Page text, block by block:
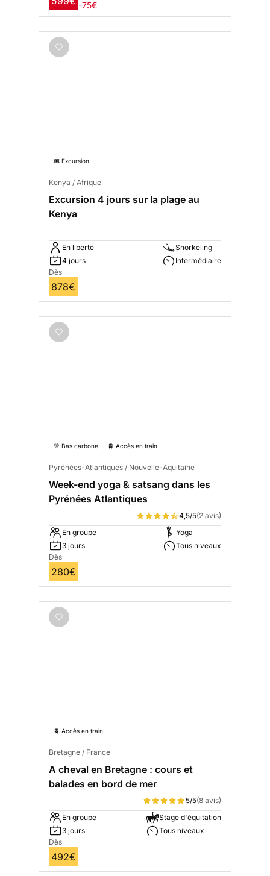
-75€
🎟️ Excursion
Kenya / Afrique
Excursion 4 jours sur la plage au
Kenya
En liberté
4 jours
Snorkeling
Intermédiaire
Dès
878€
💚 Bas carbone 🚆 Accès en train
Pyrénées-Atlantiques / Nouvelle-Aquitaine
Week-end yoga & satsang dans les
Pyrénées Atlantiques
4,5/5(2 avis)
En groupe
3 jours
Yoga
Tous niveaux
Dès
280€
🚆 Accès en train
Bretagne / France
A cheval en Bretagne : cours et
balades en bord de mer
5/5(8 avis)
En groupe
3 jours
Stage d'équitation
Tous niveaux
Dès
492€